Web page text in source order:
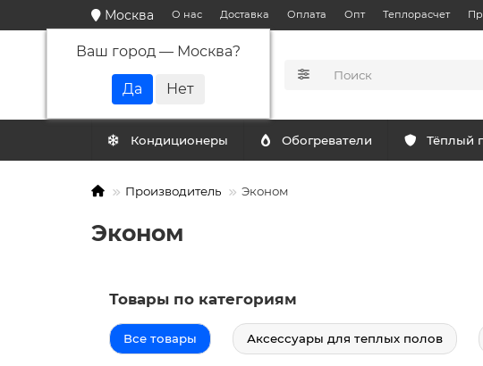
Москва
Ваш город — Москва?
О нас Доставка Оплата Опт Теплорасчет
Кондиционеры Обогреватели Тёплый
Производитель Эконом
Эконом
Товары по категориям
Все товары Аксессуары для теплых полов